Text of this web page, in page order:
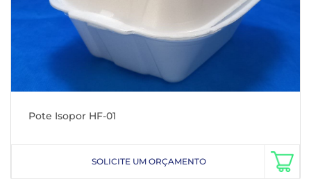
Pote Isopor HF-01
SOLICITE UM ORÇAMENTO